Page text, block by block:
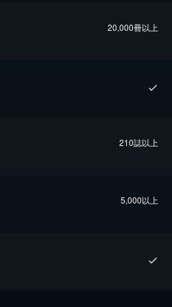
20,000冊以上
210誌以上
5,000以上